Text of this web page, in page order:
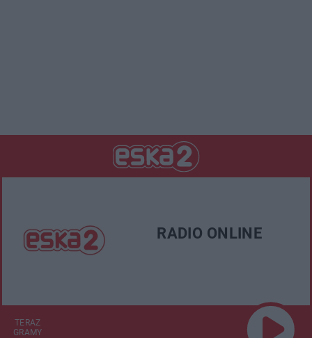
RADIO ONLINE
TERAZ
GRAMY